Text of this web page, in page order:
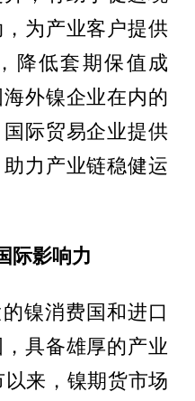
为产业客户提供
降低套期保值成
外镍企业在内的
际贸易企业提供
力产业链稳健运
际影响力
镍消费国和进口
具备雄厚的产业
来，镍期货市场